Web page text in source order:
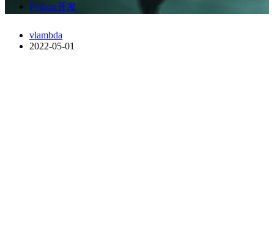
Python开发
vlambda
2022-05-01